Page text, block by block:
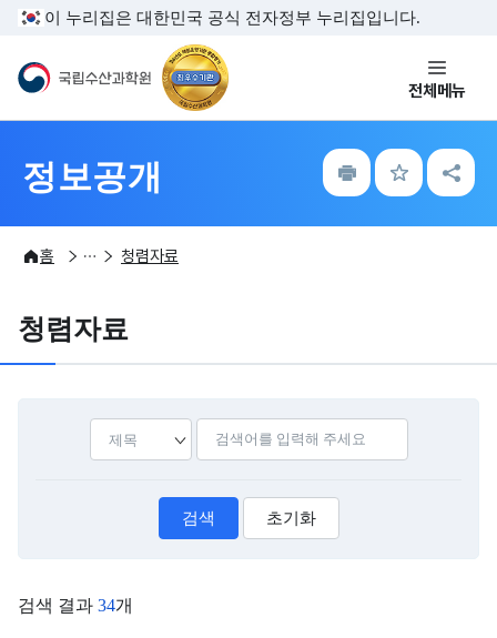
주메뉴 바로가기
본문내용 바로가기
이 누리집은 대한민국 공식 전자정부 누리집입니다.
국립수산과학원
전체메뉴
정보공개
인
쇄
즐
겨
공
유
홈
정보공개
정보공개 청렴자료
청렴자료
검색어입력
검색 초기화
검색 결과 34개